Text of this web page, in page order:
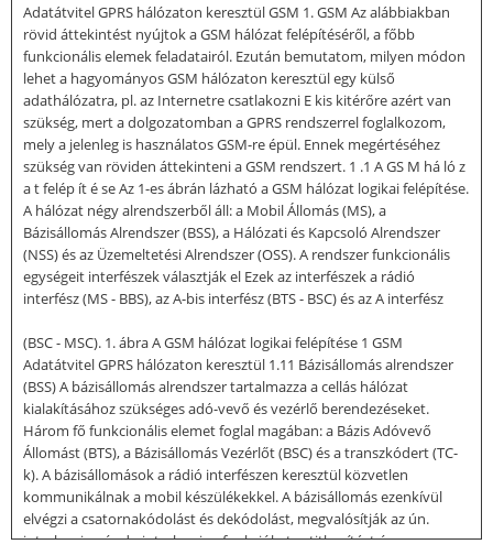
Adatátvitel GPRS hálózaton keresztül GSM 1. GSM Az alábbiakban
rövid áttekintést nyújtok a GSM hálózat felépítéséről, a főbb
funkcionális elemek feladatairól. Ezután bemutatom, milyen módon
lehet a hagyományos GSM hálózaton keresztül egy külső
adathálózatra, pl. az Internetre csatlakozni E kis kitérőre azért van
szükség, mert a dolgozatomban a GPRS rendszerrel foglalkozom,
mely a jelenleg is használatos GSM-re épül. Ennek megértéséhez
szükség van röviden áttekinteni a GSM rendszert. 1 .1 A GS M há ló z
a t felép ít é se Az 1-es ábrán lázható a GSM hálózat logikai felépítése.
A hálózat négy alrendszerből áll: a Mobil Állomás (MS), a
Bázisállomás Alrendszer (BSS), a Hálózati és Kapcsoló Alrendszer
(NSS) és az Üzemeltetési Alrendszer (OSS). A rendszer funkcionális
egységeit interfészek választják el Ezek az interfészek a rádió
interfész (MS - BBS), az A-bis interfész (BTS - BSC) és az A interfész
(BSC - MSC). 1. ábra A GSM hálózat logikai felépítése 1 GSM
Adatátvitel GPRS hálózaton keresztül 1.11 Bázisállomás alrendszer
(BSS) A bázisállomás alrendszer tartalmazza a cellás hálózat
kialakításához szükséges adó-vevő és vezérlő berendezéseket.
Három fő funkcionális elemet foglal magában: a Bázis Adóvevő
Állomást (BTS), a Bázisállomás Vezérlőt (BSC) és a transzkódert (TC-
k). A bázisállomások a rádió interfészen keresztül közvetlen
kommunikálnak a mobil készülékekkel. A bázisállomás ezenkívül
elvégzi a csatornakódolást és dekódolást, megvalósítják az ún.
interleaving és de-interleaving funkciókat, a titkosítást és a